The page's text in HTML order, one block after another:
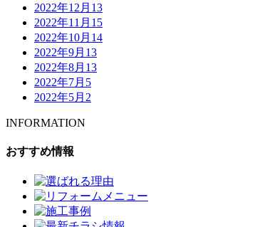
2022年12月 13
2022年11月 15
2022年10月 14
2022年9月 13
2022年8月 13
2022年7月 5
2022年5月 2
INFORMATION
おすすめ情報